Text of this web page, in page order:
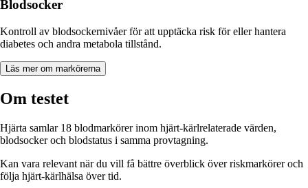
Blodsocker
Kontroll av blodsockernivåer för att upptäcka risk för eller hantera
diabetes och andra metabola tillstånd.
Läs mer om markörerna
Om testet
Hjärta samlar 18 blodmarkörer inom hjärt-kärlrelaterade värden,
blodsocker och blodstatus i samma provtagning.
Kan vara relevant när du vill få bättre överblick över riskmarkörer och
följa hjärt-kärlhälsa över tid.